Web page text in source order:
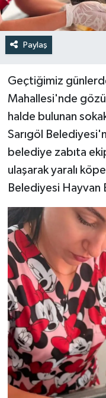
Paylaş
Geçtiğimiz
Mahallesi'nde
halde bulunan
Sarıgöl
belediye zabıta
ulaşarak yaralı
Belediyesi Hayvan